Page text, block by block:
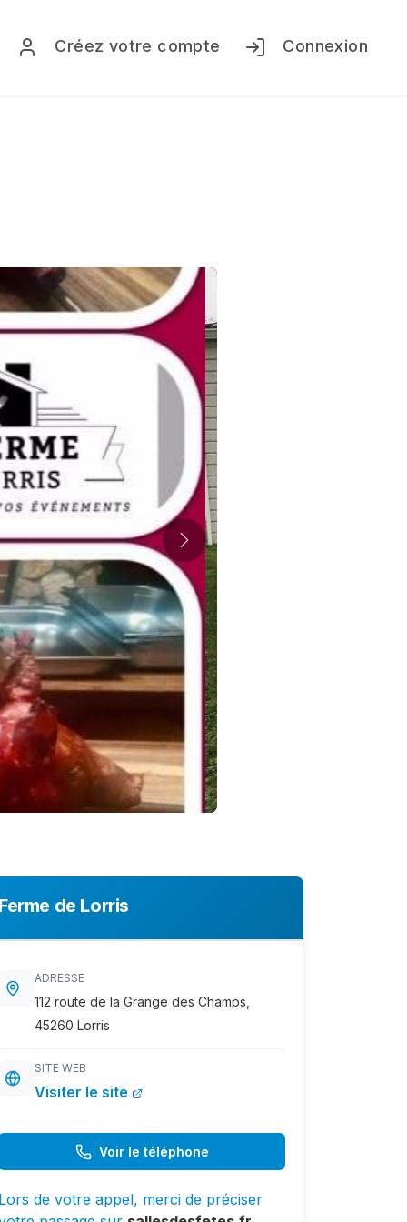
Créez votre compte Connexion
Suivant
de Lorris
ADRESSE
112 route de la Grange des Champs,
45260 Lorris
SITE WEB
Visiter le site
Voir le téléphone
de votre appel, merci de préciser